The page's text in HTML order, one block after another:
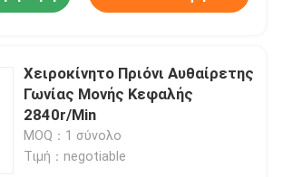
Χειροκίνητο Πριόνι Αυθαίρετης
Γωνίας Μονής Κεφαλής
2840r/Min
MOQ：1 σύνολο
Τιμή：negotiable